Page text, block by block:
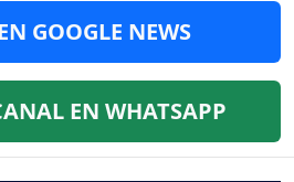
GOOGLE NEWS
EN WHATSAPP